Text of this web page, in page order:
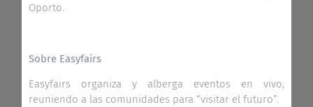
Oporto.
Sobre Easyfairs
Easyfairs organiza y alberga eventos en vivo,
reuniendo a las comunidades para “visitar el futuro”.